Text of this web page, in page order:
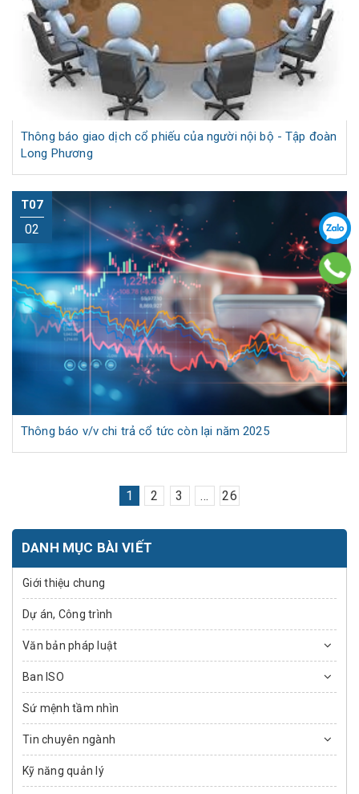
Thông báo giao dịch cổ phiếu của người nội bộ - Tập đoàn
Long Phương
T07
02
Thông báo v/v chi trả cổ tức còn lại năm 2025
1 2 3 ... 26
DANH MỤC BÀI VIẾT
Giới thiệu chung
Dự án, Công trình
Văn bản pháp luật
Ban ISO
Sứ mệnh tầm nhìn
Tin chuyên ngành
Kỹ năng quản lý